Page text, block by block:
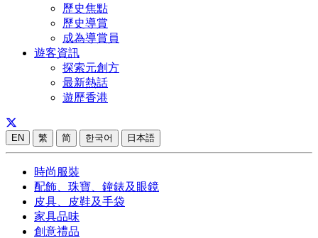
歷史焦點
歷史導賞
成為導賞員
遊客資訊
探索元創方
最新熱話
遊歷香港
EN 繁 简 한국어 日本語
時尚服裝
配飾、珠寶、鐘錶及眼鏡
皮具、皮鞋及手袋
家具品味
創意禮品